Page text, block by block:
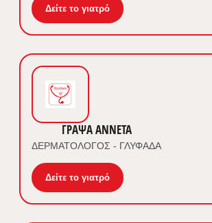
Δείτε το γιατρό
ΓΡΑΨΑ ΑΝΝΕΤΑ
ΔΕΡΜΑΤΟΛΟΓΟΣ - ΓΛΥΦΑΔΑ
Δείτε το γιατρό